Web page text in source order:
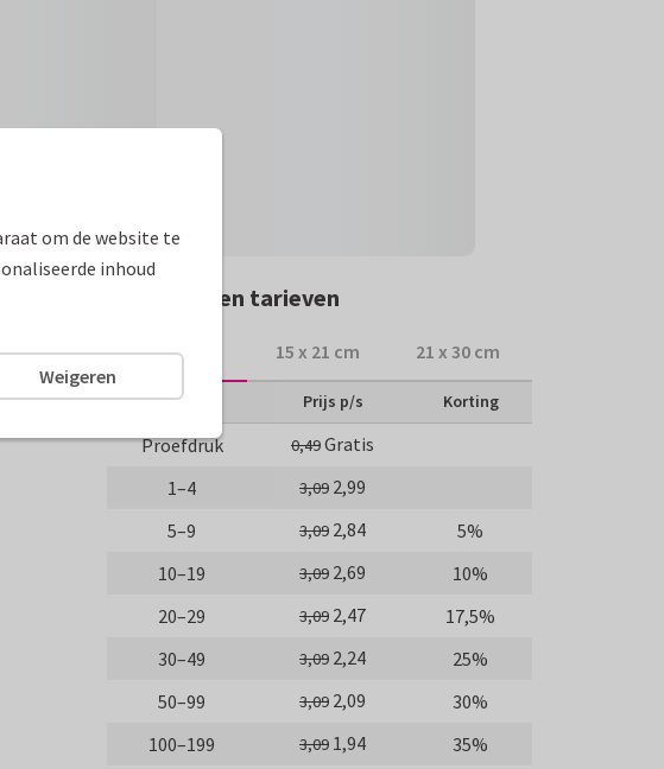
Formaten en tarieven
10 x 15 cm 15 x 21 cm 21 x 30 cm
Aantal Prijs p/s Korting
Proefdruk 0,49Gratis
1–4
3,09 2,99
5–9
3,09 2,84
5%
10–19
3,09 2,69
10%
20–29
3,09 2,47
17,5%
30–49
3,09 2,24
25%
50–99
3,09 2,09
30%
100–199
3,09 1,94
35%
om de website te
inhoud
Weigeren